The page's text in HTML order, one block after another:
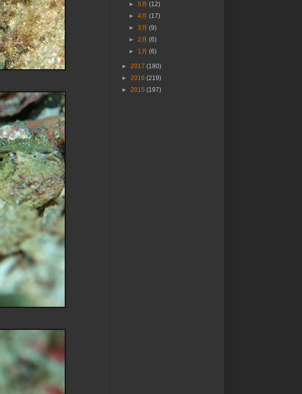
►5月(12)
►4月(17)
►3月(9)
►2月(6)
► 1月(6)
► 2017 (180)
► 2016 (219)
► 2015 (197)